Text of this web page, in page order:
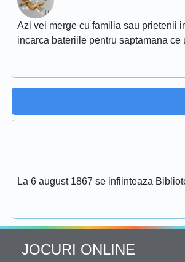
Azi vei merge cu familia sau prietenii
incarca bateriile pentru saptamana
La 6 august 1867 se infiinteaza
JOCURI ONLINE